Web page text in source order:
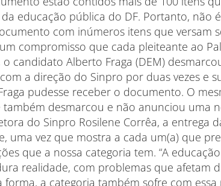
educação pública do DF. Portanto, não
com inúmeros itens que versam
compromisso que cada pleiteante ao
o candidato Alberto Fraga (DEM)
a direção do Sinpro por duas vezes e
pudesse receber o documento. O
também desmarcou e não anunciou uma
do Sinpro Rosilene Corrêa, a entrega
uma vez que mostra a cada um(a) que
que a nossa categoria tem. “A
realidade, com problemas que afetam
forma, a categoria também sofre com